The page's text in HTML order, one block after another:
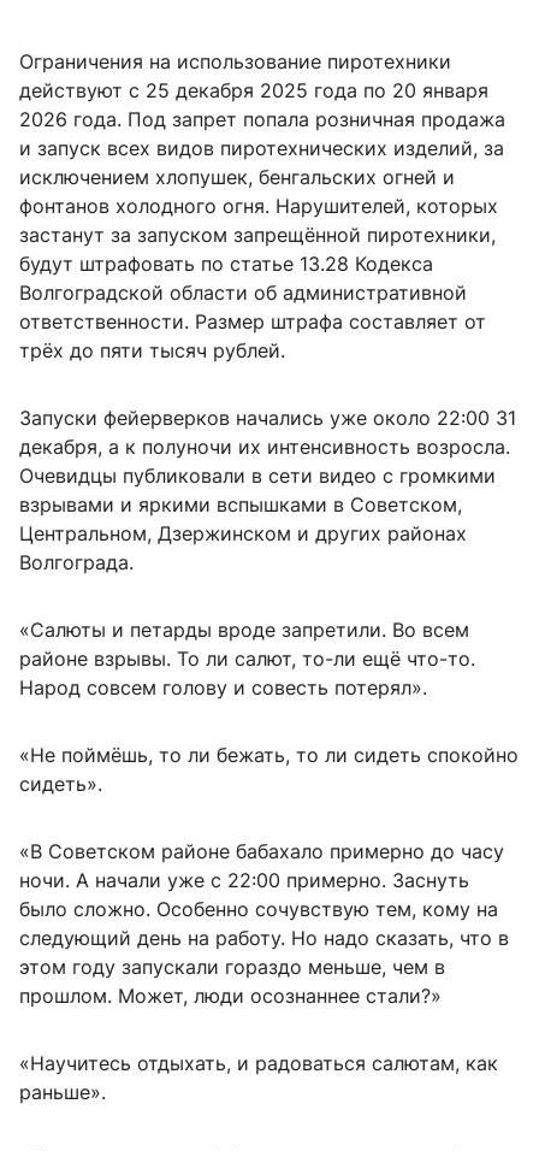
Ограничения на использование пиротехники
действуют с 25 декабря 2025 года по 20 января
2026 года. Под запрет попала розничная продажа
и запуск всех видов пиротехнических изделий, за
исключением хлопушек, бенгальских огней и
фонтанов холодного огня. Нарушителей, которых
застанут за запуском запрещённой пиротехники,
будут штрафовать по статье 13.28 Кодекса
Волгоградской области об административной
ответственности. Размер штрафа составляет от
трёх до пяти тысяч рублей.
Запуски фейерверков начались уже около 22:00 31
декабря, а к полуночи их интенсивность возросла.
Очевидцы публиковали в сети видео с громкими
взрывами и яркими вспышками в Советском,
Центральном, Дзержинском и других районах
Волгограда.
«Салюты и петарды вроде запретили. Во всем
районе взрывы. То ли салют, то-ли ещё что-то.
Народ совсем голову и совесть потерял».
«Не поймёшь, то ли бежать, то ли сидеть спокойно
сидеть».
«В Советском районе бабахало примерно до часу
ночи. А начали уже с 22:00 примерно. Заснуть
было сложно. Особенно сочувствую тем, кому на
следующий день на работу. Но надо сказать, что в
этом году запускали гораздо меньше, чем в
прошлом. Может, люди осознаннее стали?»
«Научитесь отдыхать, и радоваться салютам, как
раньше».